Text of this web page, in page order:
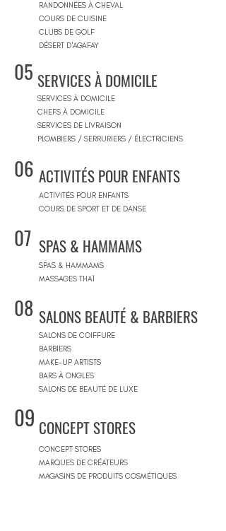
RANDONNÉES À CHEVAL
COURS DE CUISINE
CLUBS DE GOLF
DÉSERT D'AGAFAY
05 SERVICES À DOMICILE
SERVICES À DOMICILE
CHEFS À DOMICILE
SERVICES DE LIVRAISON
PLOMBIERS / SERRURIERS / ÉLECTRICIENS
06 ACTIVITÉS POUR ENFANTS
ACTIVITÉS POUR ENFANTS
COURS DE SPORT ET DE DANSE
07 SPAS & HAMMAMS
SPAS & HAMMAMS
MASSAGES THAÏ
08 SALONS BEAUTÉ & BARBIERS
SALONS DE COIFFURE
BARBIERS
MAKE-UP ARTISTS
BARS À ONGLES
SALONS DE BEAUTÉ DE LUXE
09 CONCEPT STORES
CONCEPT STORES
MARQUES DE CRÉATEURS
MAGASINS DE PRODUITS COSMÉTIQUES